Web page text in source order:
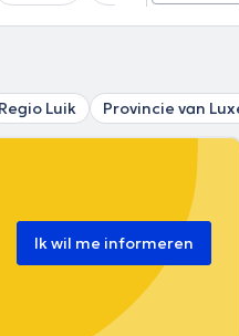
Regio Luik Provincie van
Ik wil me informeren